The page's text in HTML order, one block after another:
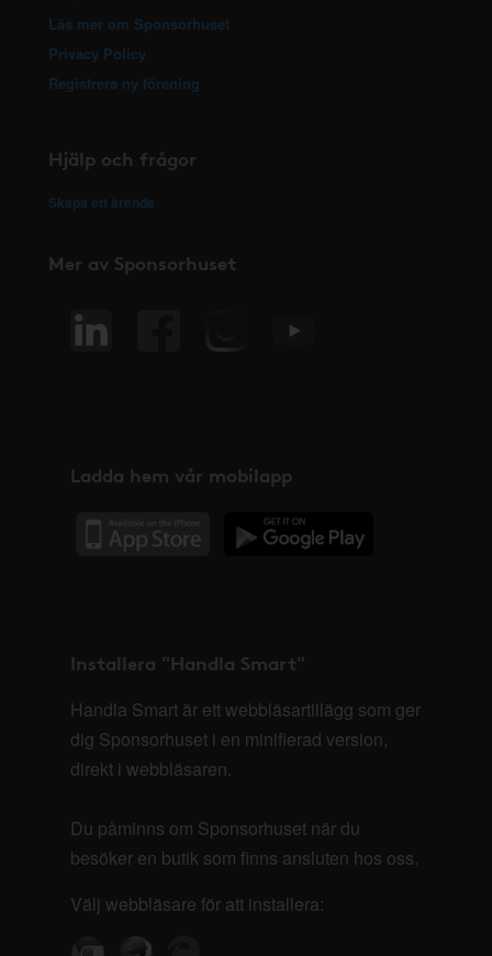
Läs mer om Sponsorhuset
Privacy Policy
Registrera ny förening
Hjälp och frågor
Skapa ett ärende
Mer av Sponsorhuset
Ladda hem vår mobilapp
Installera "Handla Smart"
Handla Smart är ett webbläsartillägg som ger
dig Sponsorhuset i en minifierad version,
direkt i webbläsaren.
Du påminns om Sponsorhuset när du
besöker en butik som finns ansluten hos oss.
Välj webbläsare för att installera: